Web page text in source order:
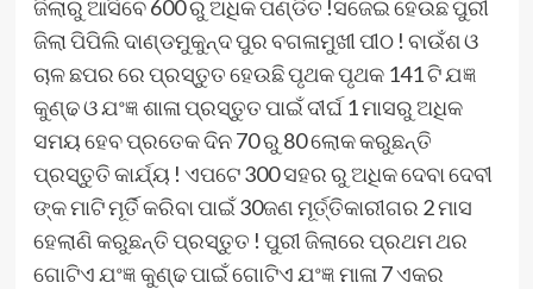
ଜିଲାରୁ ଆସିବେ 600 ରୁ ଅଧିକ ପଣ୍ଡିତ !ସଜେଇ ହେଉଛ ପୁରୀ
ଜିଲା ପିପିଲି ଦାଣ୍ଡମୁକୁନ୍ଦ ପୁର ବଗଳାମୁଖୀ ପୀଠ ! ବାଉଁଶ ଓ
ଚାଳ ଛପର ରେ ପ୍ରସ୍ତୁତ ହେଉଛି ପୃଥକ ପୃଥକ 141 ଟି ଯଜ୍ଞ
କୁଣ୍ଢ ଓ ଯଂଜ୍ଞ ଶାଳା ପ୍ରସ୍ତୁତ ପାଇଁ ଦୀର୍ଘ 1 ମାସରୁ ଅଧିକ
ସମୟ ହେବ ପ୍ରତେକ ଦିନ 70 ରୁ 80 ଲୋକ କରୁଛନ୍ତି
ପ୍ରସ୍ତୁତି କାର୍ଯ୍ୟ ! ଏପଟେ 300 ସହର ରୁ ଅଧିକ ଦେବା ଦେବୀ
ଙ୍କ ମାଟି ମୂର୍ତି କରିବା ପାଇଁ 30ଜଣ ମୂର୍ତ୍ତିକାରୀଗର 2 ମାସ
ହେଲାଣି କରୁଛନ୍ତି ପ୍ରସ୍ତୁତ ! ପୁରୀ ଜିଲାରେ ପ୍ରଥମ ଥର
ଗୋଟିଏ ଯଂଜ୍ଞ କୁଣ୍ଢ ପାଇଁ ଗୋଟିଏ ଯଂଜ୍ଞ ମାଳା 7 ଏକର